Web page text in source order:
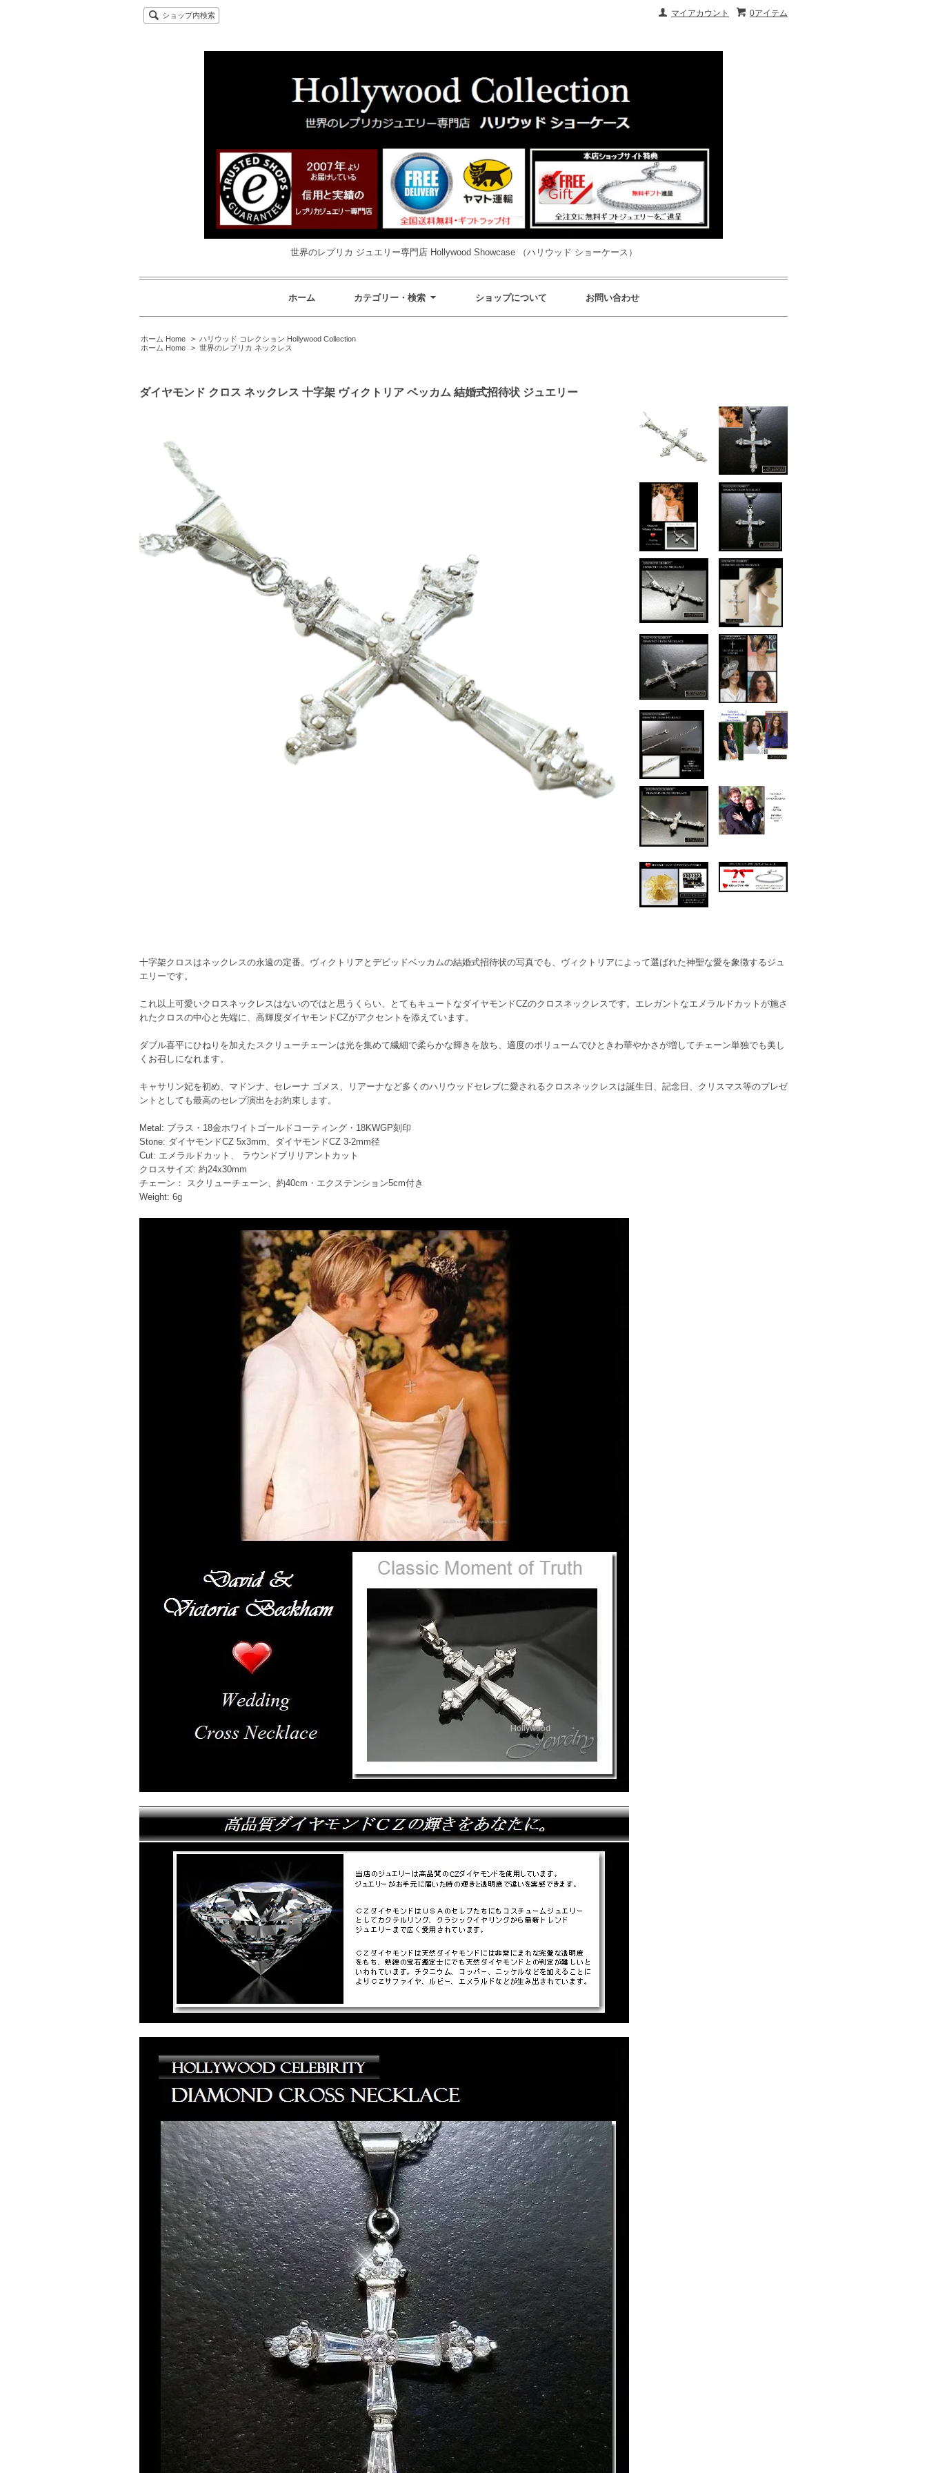
0アイテム
マイアカウント
ショップ内検索
世界のレプリカ ジュエリー専門店 Hollywood Showcase （ハリウッド ショーケース）
ホーム カテゴリー・検索 ショップについて お問い合わせ
ホーム Home > ハリウッド コレクション Hollywood Collection
ホーム Home
> 世界のレプリカ ネックレス
ダイヤモンド クロス ネックレス 十字架 ヴィクトリア ベッカム 結婚式招待状 ジュエリー
十字架クロスはネックレスの永遠の定番。ヴィクトリアとデビッドベッカムの結婚式招待状の写真でも、ヴィクトリアによって選ばれた神聖な愛を象徴するジュ
エリーです。
これ以上可愛いクロスネックレスはないのではと思うくらい、とてもキュートなダイヤモンドCZのクロスネックレスです。エレガントなエメラルドカットが施さ
れたクロスの中心と先端に、高輝度ダイヤモンドCZがアクセントを添えています。
ダブル喜平にひねりを加えたスクリューチェーンは光を集めて繊細で柔らかな輝きを放ち、適度のボリュームでひときわ華やかさが増してチェーン単独でも美し
くお召しになれます。
キャサリン妃を初め、マドンナ、セレーナ ゴメス、リアーナなど多くのハリウッドセレブに愛されるクロスネックレスは誕生日、記念日、クリスマス等のプレゼ
ントとしても最高のセレブ演出をお約束します。
Metal: ブラス・18金ホワイトゴールドコーティング・18KWGP刻印
Stone: ダイヤモンドCZ 5x3mm、ダイヤモンドCZ 3-2mm径
Cut: エメラルドカット、 ラウンドブリリアントカット
クロスサイズ: 約24x30mm
チェーン： スクリューチェーン、約40cm・エクステンション5cm付き
Weight: 6g